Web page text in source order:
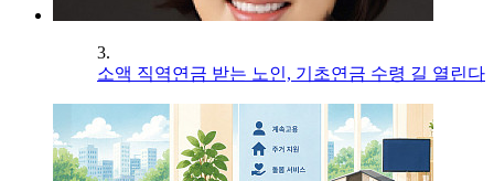
3.
소액 직역연금 받는 노인, 기초연금 수령 길 열린다